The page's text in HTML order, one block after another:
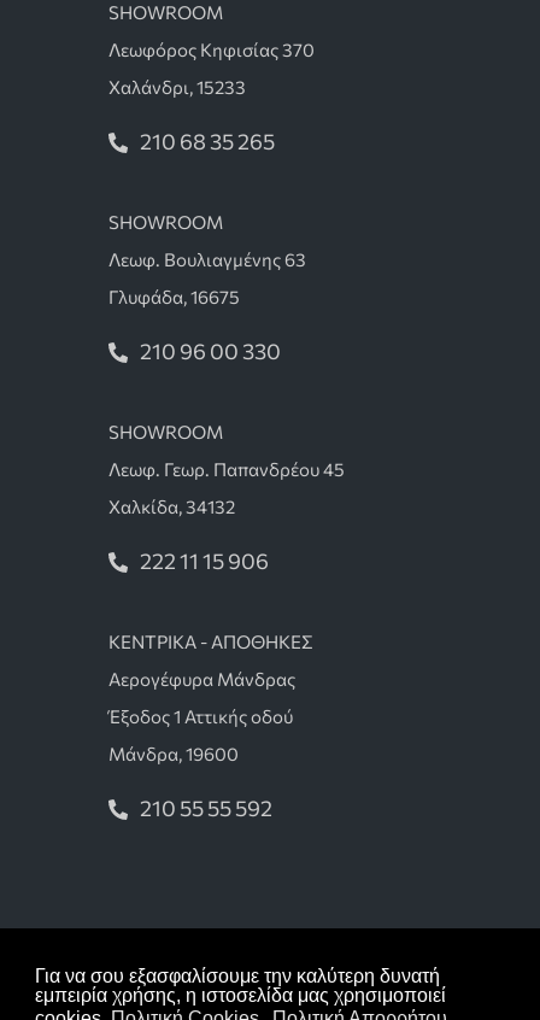
Για να σου εξασφαλίσουμε την καλύτερη δυνατή
εμπειρία χρήσης, η ιστοσελίδα μας χρησιμοποιεί
SHOWROOM
Λεωφόρος Κηφισίας 370
Χαλάνδρι, 15233
210 68 35 265
SHOWROOM
Λεωφ. Βουλιαγμένης 63
Γλυφάδα, 16675
210 96 00 330
SHOWROOM
Λεωφ. Γεωρ. Παπανδρέου 45
Χαλκίδα, 34132
222 11 15 906
ΚΕΝΤΡΙΚΑ - ΑΠΟΘΗΚΕΣ
Αερογέφυρα Μάνδρας
Έξοδος 1 Αττικής οδού
Μάνδρα, 19600
210 55 55 592
Πολιτική απορρήτου